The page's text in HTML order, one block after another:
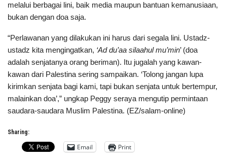
melalui berbagai lini, baik media maupun bantuan kemanusiaan,
bukan dengan doa saja.
“Perlawanan yang dilakukan ini harus dari segala lini. Ustadz-
ustadz kita mengingatkan, ‘Ad du’aa silaahul mu’min’ (doa
adalah senjatanya orang beriman). Itu jugalah yang kawan-
kawan dari Palestina sering sampaikan. ‘Tolong jangan lupa
kirimkan senjata bagi kami, tapi bukan senjata untuk bertempur,
malainkan doa’,” ungkap Peggy seraya mengutip permintaan
saudara-saudara Muslim Palestina. (EZ/salam-online)
Sharing:
Email Print